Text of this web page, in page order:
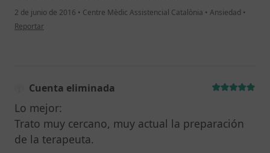
2 de junio de 2016 • Centre Mèdic Assistencial Catalònia • Ansiedad •
en opinión del usuario Cuenta eliminada
Reportar
Cuenta eliminada
Lo mejor:
Trato muy cercano, muy actual la preparación
de la terapeuta.